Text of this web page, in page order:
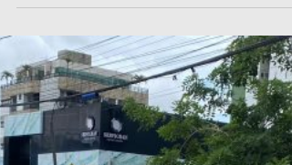
manutenção desta quarta-feira
Sempre que uma manutenção programada
emergencial é realizada no sistema de
abastecimento, é necessário interromper
temporariamente a operação para que os
serviços sejam executados com segurança.
No entanto, o retorno da água após esse tipo